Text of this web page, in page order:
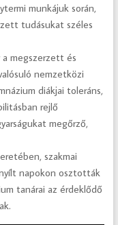
munkájuk során,
tudásukat széles
megszerzett és
nemzetközi
diákjai toleráns,
rejlő
megőrző,
szakmai
napokon osztották
tanárai az érdeklődő